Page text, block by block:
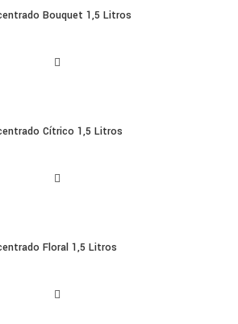
Bouquet 1,5 Litros
Cítrico 1,5 Litros
Floral 1,5 Litros